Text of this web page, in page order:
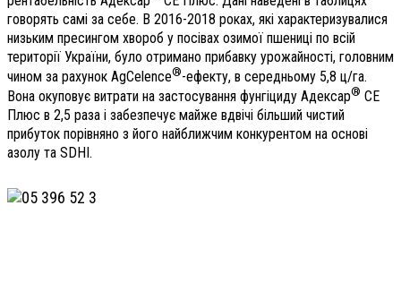
говорять самі за себе. В 2016-2018 роках, які характеризувалися
низьким пресингом хвороб у посівах озимої пшениці по всій
території України, було отримано прибавку урожайності, головним
чином за рахунок AgCelence®-ефекту, в середньому 5,8 ц/га.
Вона окуповує витрати на застосування фунгіциду Адексар® СЕ
Плюс в 2,5 раза і забезпечує майже вдвічі більший чистий
прибуток порівняно з його найближчим конкурентом на основі
азолу та SDHI.